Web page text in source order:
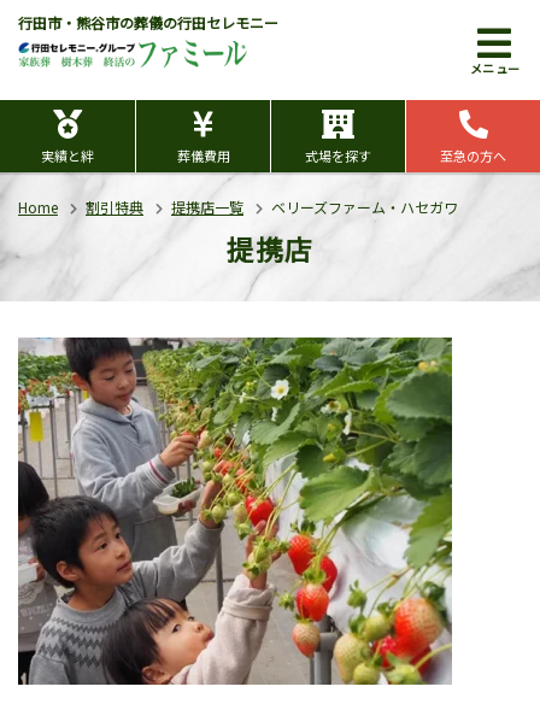
行田市・熊谷市の葬儀の行田セレモニー
メニュー
実績と絆 葬儀費用 式場を探す 至急の方へ
Home 割引特典 提携店一覧 ベリーズファーム・ハセガワ
提携店